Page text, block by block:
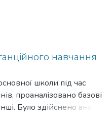
середовищі,
«зелених друзів» та
авторської казки
використання
навчання
школи під час
проаналізовано базові
Було здійснено аналіз
з біології в